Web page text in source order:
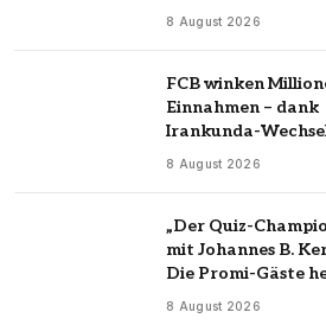
8 August 2026
FCB winken
Einnahmen – dank
Irankunda-
8 August 2026
„Der Quiz-
mit Johannes B.
Die Promi-Gäste
8 August 2026